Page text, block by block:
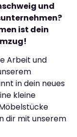
und
ist dein
Arbeit und
in dein neues
kleine
dir mit unserem